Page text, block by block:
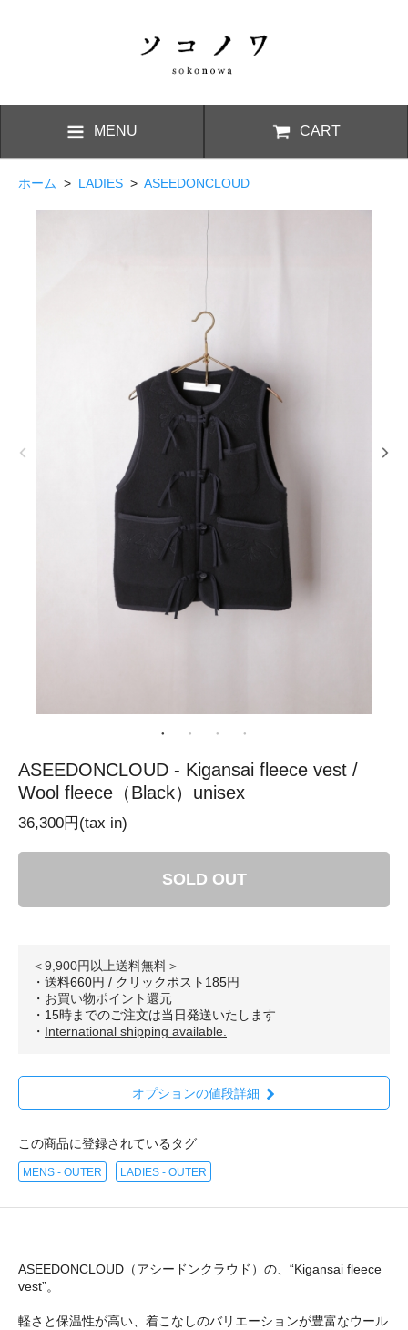
MENU CART
ホーム > LADIES > ASEEDONCLOUD
ASEEDONCLOUD - Kigansai fleece vest /
Wool fleece（Black）unisex
36,300円(tax in)
SOLD OUT
＜9,900円以上送料無料＞
・送料660円 / クリックポスト185円
・ お買い物ポイント還元
・15時までのご注文は当日発送いたします
・ International shipping available.
オプションの値段詳細
この商品に登録されているタグ
MENS - OUTER LADIES - OUTER
ASEEDONCLOUD（アシードンクラウド）の、“Kigansai fleece
vest”。
軽さと保温性が高い、着こなしのバリエーションが豊富なウール